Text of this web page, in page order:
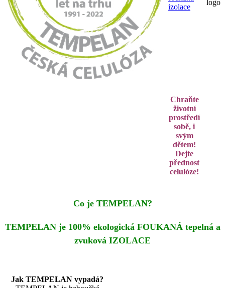
Chraňte
životní
prostředí
sobě, i
svým
dětem!
Dejte
přednost
celulóze!
Co je TEMPELAN?
TEMPELAN je 100% ekologická FOUKANÁ tepelná a
zvuková IZOLACE
Jak TEMPELAN vypadá?